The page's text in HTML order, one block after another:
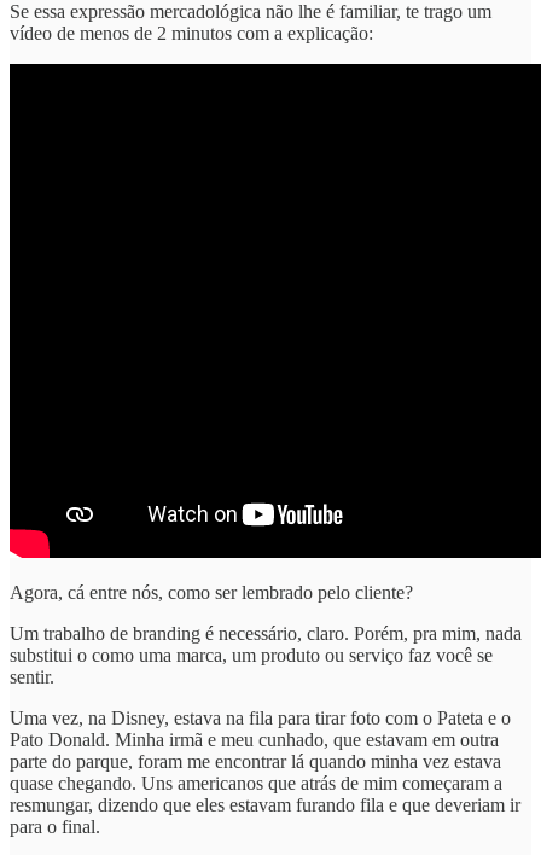
Se essa expressão mercadológica não lhe é familiar, te trago um
vídeo de menos de 2 minutos com a explicação:
Agora, cá entre nós, como ser lembrado pelo cliente?
Um trabalho de branding é necessário, claro. Porém, pra mim, nada
substitui o como uma marca, um produto ou serviço faz você se
sentir.
Uma vez, na Disney, estava na fila para tirar foto com o Pateta e o
Pato Donald. Minha irmã e meu cunhado, que estavam em outra
parte do parque, foram me encontrar lá quando minha vez estava
quase chegando. Uns americanos que atrás de mim começaram a
resmungar, dizendo que eles estavam furando fila e que deveriam ir
para o final.